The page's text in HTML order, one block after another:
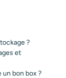
?
et
un bon box ?